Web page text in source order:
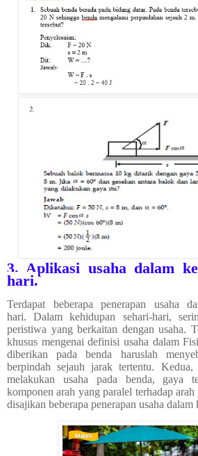
3. Aplikasi usaha dalam
hari.
Terdapat beberapa penerapan usaha
hari.Dalam kehidupan sehari-hari,
peristiwa yang berkaitan dengan usaha.
khusus mengenai definisi usaha dalam
diberikan pada benda haruslah
berpindah sejauh jarak tertentu. Kedua,
melakukan usaha pada benda, gaya
komponen arah yang paralel terhadap
disajikan beberapa penerapan usaha